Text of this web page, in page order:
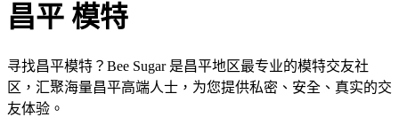
昌平 模特
寻找昌平模特？Bee Sugar 是昌平地区最专业的模特交友社
区，汇聚海量昌平高端人士，为您提供私密、安全、真实的交
友体验。